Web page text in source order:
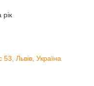
рік
Львів, Україна